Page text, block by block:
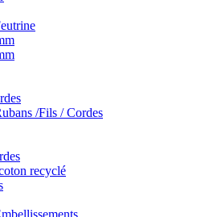
/Fils / Cordes
recyclé